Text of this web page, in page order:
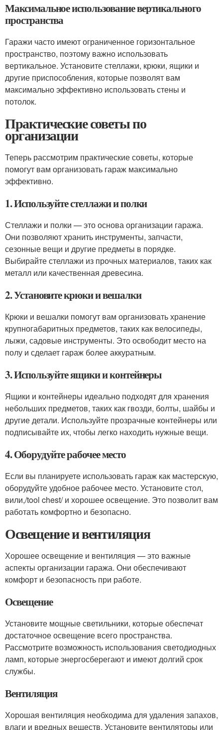
Максимальное использование вертикального
пространства
Гаражи часто имеют ограниченное горизонтальное
пространство, поэтому важно использовать
вертикальное. Установите стеллажи, крюки, ящики и
другие приспособления, которые позволят вам
максимально эффективно использовать стены и
потолок.
Практические советы по
организации
Теперь рассмотрим практические советы, которые
помогут вам организовать гараж максимально
эффективно.
1. Используйте стеллажи и полки
Стеллажи и полки — это основа организации гаража.
Они позволяют хранить инструменты, запчасти,
сезонные вещи и другие предметы в порядке.
Выбирайте стеллажи из прочных материалов, таких как
металл или качественная древесина.
2. Установите крюки и вешалки
Крюки и вешалки помогут вам организовать хранение
крупногабаритных предметов, таких как велосипеды,
лыжи, садовые инструменты. Это освободит место на
полу и сделает гараж более аккуратным.
3. Используйте ящики и контейнеры
Ящики и контейнеры идеально подходят для хранения
небольших предметов, таких как гвозди, болты, шайбы и
другие детали. Используйте прозрачные контейнеры или
подписывайте их, чтобы легко находить нужные вещи.
4. Оборудуйте рабочее место
Если вы планируете использовать гараж как мастерскую,
оборудуйте удобное рабочее место. Установите стол,
вили,/tool chest/ и хорошее освещение. Это позволит вам
работать комфортно и безопасно.
Освещение и вентиляция
Хорошее освещение и вентиляция — это важные
аспекты организации гаража. Они обеспечивают
комфорт и безопасность при работе.
Освещение
Установите мощные светильники, которые обеспечат
достаточное освещение всего пространства.
Рассмотрите возможность использования светодиодных
ламп, которые энергосберегают и имеют долгий срок
службы.
Вентиляция
Хорошая вентиляция необходима для удаления запахов,
влаги и вредных веществ. Установите вентиляторы или